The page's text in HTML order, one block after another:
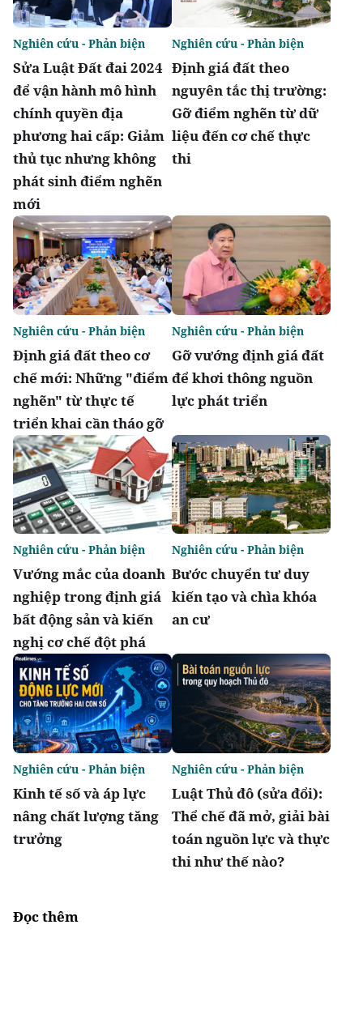
Sửa Luật Đất đai 2024
để vận hành mô hình
chính quyền địa
phương hai cấp: Giảm
thủ tục nhưng không
phát sinh điểm nghẽn
mới
Nghiên cứu - Phản biện
Định giá đất theo
nguyên tắc thị trường:
Gỡ điểm nghẽn từ dữ
liệu đến cơ chế thực
thi
Nghiên cứu - Phản biện
Định giá đất theo cơ
chế mới: Những "điểm
nghẽn" từ thực tế
triển khai cần tháo gỡ
Nghiên cứu - Phản biện
Gỡ vướng định giá đất
để khơi thông nguồn
lực phát triển
Nghiên cứu - Phản biện
Vướng mắc của doanh
nghiệp trong định giá
bất động sản và kiến
nghị cơ chế đột phá
Nghiên cứu - Phản biện
Bước chuyển tư duy
kiến tạo và chìa khóa
an cư
Nghiên cứu - Phản biện
Kinh tế số và áp lực
nâng chất lượng tăng
trưởng
Nghiên cứu - Phản biện
Luật Thủ đô (sửa đổi):
Thể chế đã mở, giải bài
toán nguồn lực và thực
thi như thế nào?
Nghiên cứu - Phản biện
Đọc thêm